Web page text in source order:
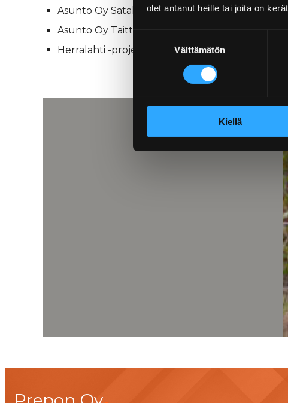
olet antanut heille tai joita on
valinta
Välttämätön
Kiellä
Asunto Oy Satakunnankatu 6-8
Asunto Oy Taitto-Käppärä
Herralahti -projekti (taloyhtiöiden yhteishanke)